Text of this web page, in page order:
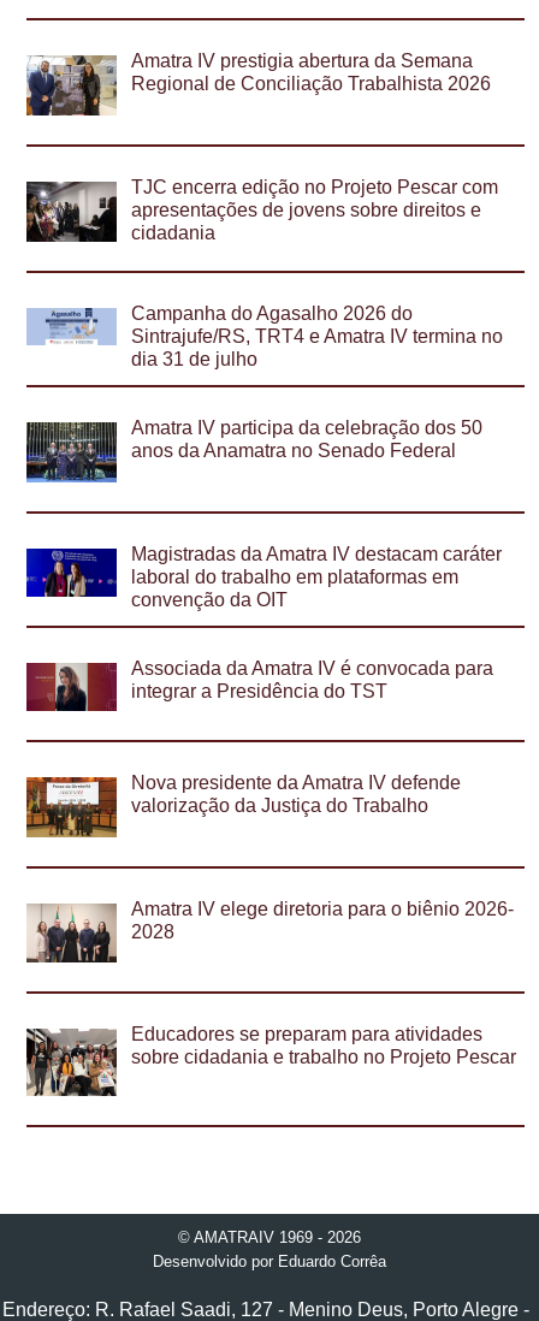
Amatra IV prestigia abertura da Semana
Regional de Conciliação Trabalhista 2026
TJC encerra edição no Projeto Pescar com
apresentações de jovens sobre direitos e
cidadania
Campanha do Agasalho 2026 do
Sintrajufe/RS, TRT4 e Amatra IV termina no
dia 31 de julho
Amatra IV participa da celebração dos 50
anos da Anamatra no Senado Federal
Magistradas da Amatra IV destacam caráter
laboral do trabalho em plataformas em
convenção da OIT
Associada da Amatra IV é convocada para
integrar a Presidência do TST
Nova presidente da Amatra IV defende
valorização da Justiça do Trabalho
Amatra IV elege diretoria para o biênio 2026-
2028
Educadores se preparam para atividades
sobre cidadania e trabalho no Projeto Pescar
© AMATRAIV 1969 - 2026
Desenvolvido por Eduardo Corrêa
Endereço: R. Rafael Saadi, 127 - Menino Deus, Porto Alegre -